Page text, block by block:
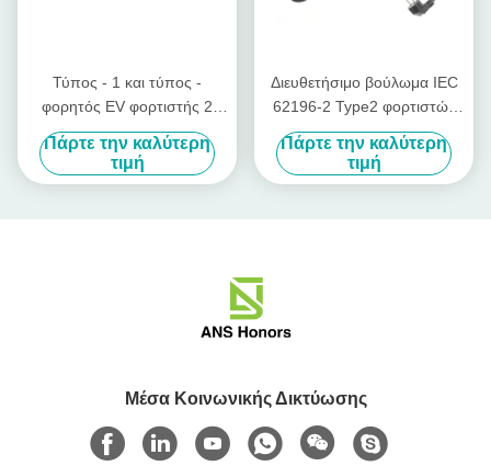
Τύπος - 1 και τύπος -
φορητός EV φορτιστής 2
16A με το βούλωμα IEC309
Κεντρική και Ανατολική
Ευρώπη
Πάρτε την καλύτερη
τιμή
Διευθετήσιμο βούλωμα IEC
62196-2 Type2 φορτιστών
αυτοκινήτων της εγχώριας
EV 16A 5.5m
Πάρτε την καλύτερη
τιμή
Μέσα Κοινωνικής Δικτύωσης